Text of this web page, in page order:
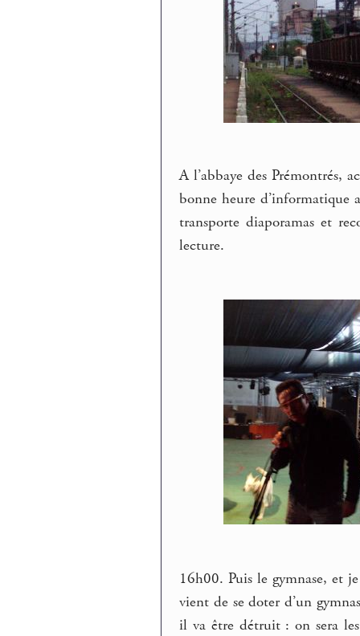
A l’abbaye des
bonne heure d’informatique
transporte diaporamas et
lecture.
16h00. Puis le gymnase, et
vient de se doter d’un
il va être détruit : on sera